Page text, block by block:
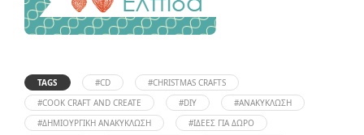
TAGS #CD
#CHRISTMAS CRAFTS
#COOK CRAFT AND CREATE
#DIY
#ΑΝΑΚΎΚΛΩΣΗ
#ΔΗΜΙΟΥΡΓΙΚΉ ΑΝΑΚΎΚΛΩΣΗ
#ΙΔΈΕΣ ΓΙΑ ΔΏΡΟ